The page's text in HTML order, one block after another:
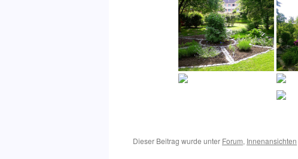
Dieser Beitrag wurde unter Forum, Innenansichten